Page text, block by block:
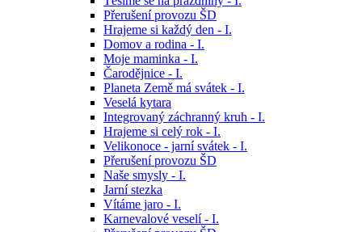
Přerušení provozu ŠD
Hrajeme si každý den - I.
Domov a rodina - I.
Moje maminka - I.
Čarodějnice - I.
Planeta Země má svátek - I.
Veselá kytara
Integrovaný záchranný kruh - I.
Hrajeme si celý rok - I.
Velikonoce - jarní svátek - I.
Přerušení provozu ŠD
Naše smysly - I.
Jarní stezka
Vítáme jaro - I.
Karnevalové veselí - I.